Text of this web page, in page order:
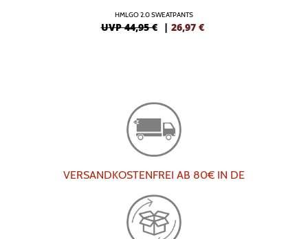
HMLGO 2.0 SWEATPANTS
UVP 44,95 € | 26,97 €
VERSANDKOSTENFREI AB 80€ IN DE